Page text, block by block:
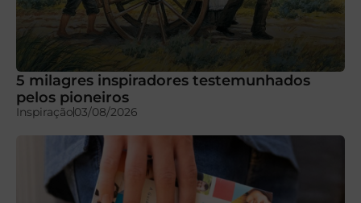
5 milagres inspiradores testemunhados
pelos pioneiros
Inspiração03/08/2026